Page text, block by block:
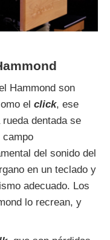
Hammond son
el click, ese
dentada se
del sonido del
en un teclado y
adecuado. Los
lo recrean, y